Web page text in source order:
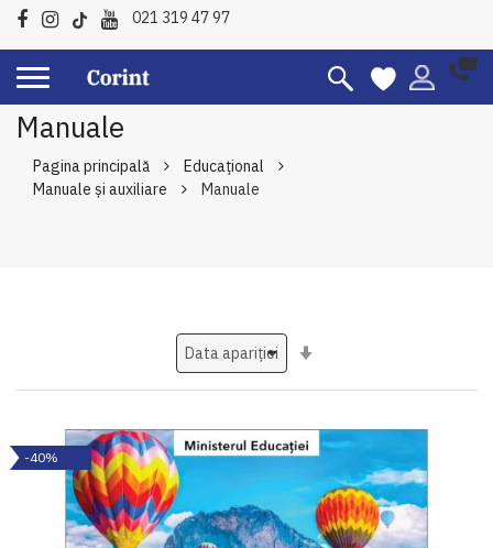
021 319 47 97
Manuale
Pagina principală
Educațional
Manuale şi auxiliare
Manuale
-40%